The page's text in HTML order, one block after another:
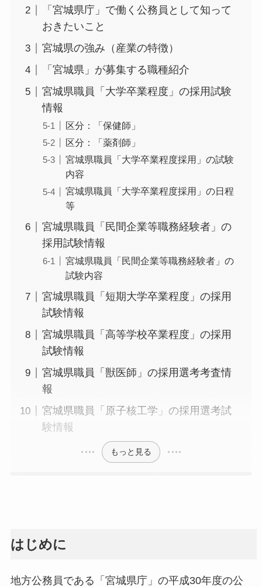
「宮城県庁」で働く公務員として知って
おきたいこと
宮城県の強み（産業の特徴）
「宮城県」が募集する職種紹介
宮城県職員「大学卒業程度」の採用試験
情報
区分：「保健師」
区分：「薬剤師」
宮城県職員「大学卒業程度採用」の試験
内容
宮城県職員「大学卒業程度採用」の日程
等
宮城県職員「民間企業等職務経験者」の
採用試験情報
宮城県職員「民間企業等職務経験者」の
試験内容
宮城県職員「短期大学卒業程度」の採用
試験情報
宮城県職員「高等学校卒業程度」の採用
試験情報
宮城県職員「獣医師」の採用選考考査情
報
宮城県職員「原子核工学」の採用選考試
験情報
もっと見る
はじめに
地方公務員である「宮城県庁」の平成30年度の公